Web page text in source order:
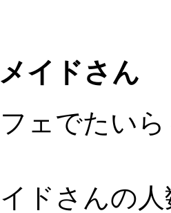
イドさん
ェでたい
ドさんの